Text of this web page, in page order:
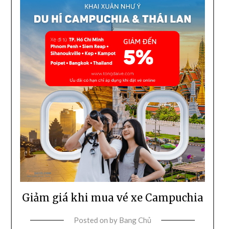
Giảm giá khi mua vé xe Campuchia
Posted on by Bang Chủ